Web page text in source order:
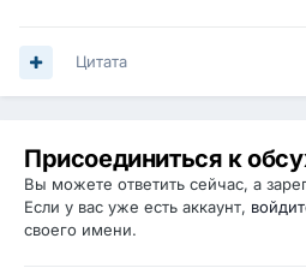
Цитата
Присоединиться к
Вы можете ответить сейчас, а
Если у вас уже есть аккаунт,
своего имени.